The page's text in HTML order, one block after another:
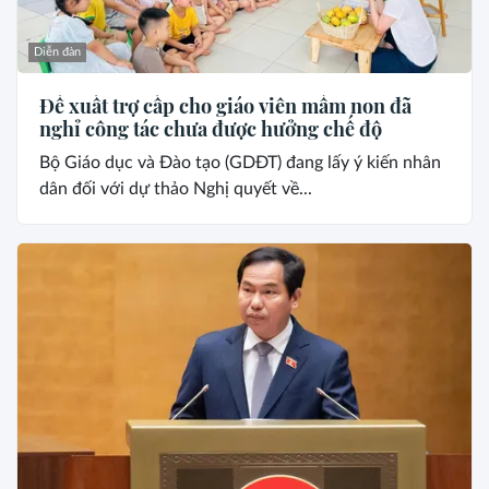
Diễn đàn
Đề xuất trợ cấp cho giáo viên mầm non đã
nghỉ công tác chưa được hưởng chế độ
Bộ Giáo dục và Đào tạo (GDĐT) đang lấy ý kiến nhân
dân đối với dự thảo Nghị quyết về...